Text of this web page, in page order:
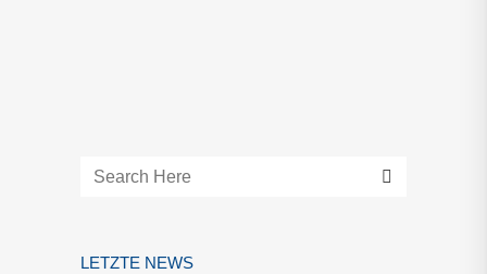
LETZTE NEWS